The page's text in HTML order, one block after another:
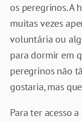
os peregrinos. A
muitas vezes
voluntária ou
para dormir em
peregrinos não
gostaria, mas
Para ter acesso